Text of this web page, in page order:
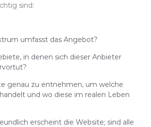
sind:
umfasst das Angebot?
in denen sich dieser Anbieter
genau zu entnehmen, um welche
und wo diese im realen Leben
erscheint die Website; sind alle